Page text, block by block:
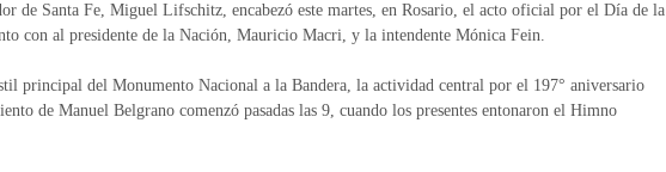
de Santa Fe, Miguel Lifschitz, encabezó este martes, en Rosario, el acto oficial por el Día de la
con al presidente de la Nación, Mauricio Macri, y la intendente Mónica Fein.
principal del Monumento Nacional a la Bandera, la actividad central por el 197° aniversario
de Manuel Belgrano comenzó pasadas las 9, cuando los presentes entonaron el Himno